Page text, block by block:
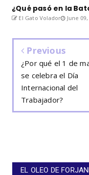
¿Qué pasó en la
El Gato Volador June 09,
Previous
¿Por qué el 1 de
se celebra el Día
Internacional del
Trabajador?
EL OLEO DE